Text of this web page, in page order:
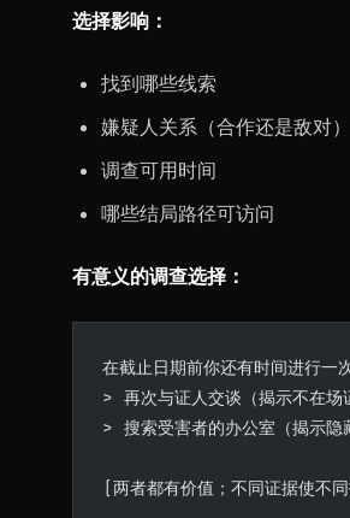
选择影响：
找到哪些线索
嫌疑人关系（合作还是敌对）
调查可用时间
哪些结局路径可访问
有意义的调查选择：
在截止日期前你还有时间进行一
> 再次与证人交谈（揭示不在场
> 搜索受害者的办公室（揭示隐
[两者都有价值；不同证据使不